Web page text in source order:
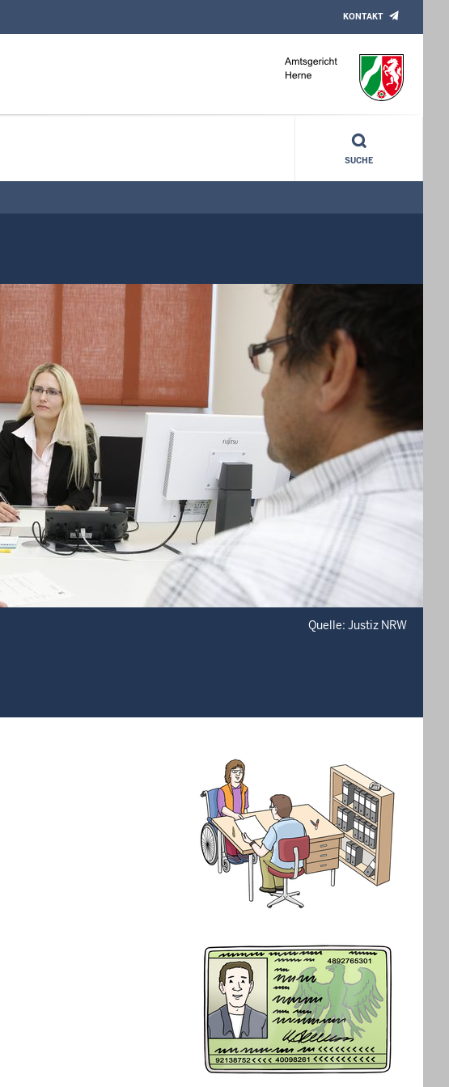
KONTAKT
SUCHE
Quelle: Justiz NRW